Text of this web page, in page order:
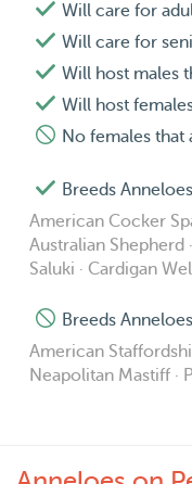
Will care for
Will care for
Will host males
Will host
No females that
Breeds
American Cocker
Australian Shepherd
Saluki · Cardigan
Breeds
American
Neapolitan Mastiff ·